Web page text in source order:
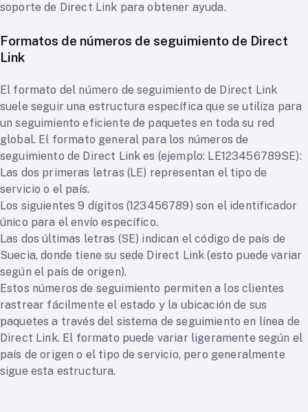
soporte de Direct Link para obtener ayuda.
Formatos de números de seguimiento de Direct
Link
El formato del número de seguimiento de Direct Link
suele seguir una estructura específica que se utiliza para
un seguimiento eficiente de paquetes en toda su red
global. El formato general para los números de
seguimiento de Direct Link es (ejemplo: LE123456789SE):
Las dos primeras letras (LE) representan el tipo de
servicio o el país.
Los siguientes 9 dígitos (123456789) son el identificador
único para el envío específico.
Las dos últimas letras (SE) indican el código de país de
Suecia, donde tiene su sede Direct Link (esto puede variar
según el país de origen).
Estos números de seguimiento permiten a los clientes
rastrear fácilmente el estado y la ubicación de sus
paquetes a través del sistema de seguimiento en línea de
Direct Link. El formato puede variar ligeramente según el
país de origen o el tipo de servicio, pero generalmente
sigue esta estructura.